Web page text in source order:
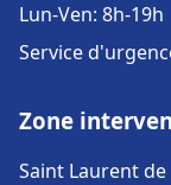
Lun-Ven: 8h-19h
Service
Zone
Saint Laurent de